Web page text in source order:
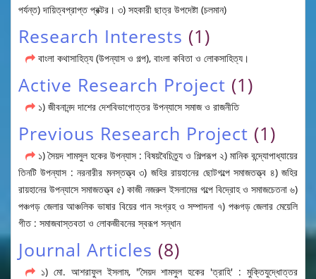
পর্যন্ত) দায়িত্বপ্রাপ্ত প্রক্টর। ৩) সহকারী ছাত্র উপদেষ্টা (চলমান)
Research Interests (1)
বাংলা কথাসাহিত্য (উপন্যাস ও গল্প), বাংলা কবিতা ও লোকসাহিত্য।
Active Research Project (1)
১) জীবনানন্দ দাশের দেশবিভাগোত্তর উপন্যাসে সমাজ ও রাজনীতি
Previous Research Project (1)
১) সৈয়দ শামসুল হকের উপন্যাস : বিষয়বৈচিত্র্য ও শিল্পরূপ ২) মানিক বন্দ্যোপাধ্যায়ের
তিনটি উপন্যাস : নরনারীর মনস্তত্ত্ব ৩) জহির রায়হানের ছোটগল্পে সমাজতত্ত্ব ৪) জহির
রায়হানের উপন্যাসে সমাজতত্ত্ব ৫) কাজী নজরুল ইসলামের গল্পে বিদ্রোহ ও সমাজচেতনা ৬)
পঞ্চগড় জেলার আঞ্চলিক ভাষার বিয়ের গান সংগ্রহ ও সম্পাদনা ৭) পঞ্চগড় জেলার মেয়েলি
গীত : সমাজবাস্তবতা ও লোকজীবনের স্বরূপ সন্ধান
Journal Articles (8)
১) মো. আশরাফুল ইসলাম, "সৈয়দ শামসুল হকের 'ত্রাহি' : মুক্তিযুদ্ধোত্তর